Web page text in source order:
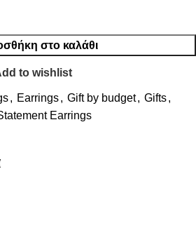
στο καλάθι
to wishlist
, Earrings, Gift by budget, Gifts,
Earrings